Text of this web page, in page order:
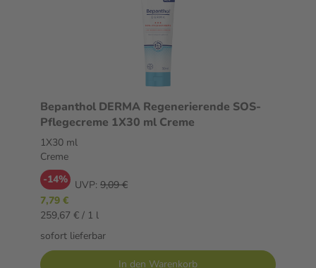
Bepanthol DERMA Regenerierende SOS-
Pflegecreme 1X30 ml Creme
1X30 ml
Creme
-14% UVP: 9,09 €
7,79 €
259,67 € / 1 l
sofort lieferbar
In den Warenkorb